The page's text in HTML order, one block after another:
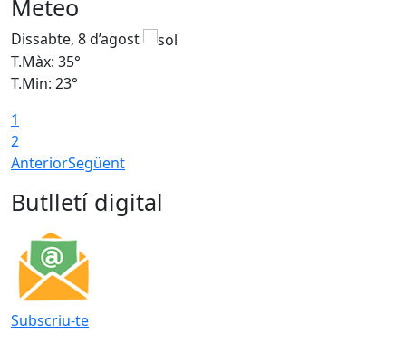
Meteo
Dissabte, 8 d’agost
T.Màx: 35°
T.Min: 23°
1
2
AnteriorSegüent
Butlletí digital
Subscriu-te